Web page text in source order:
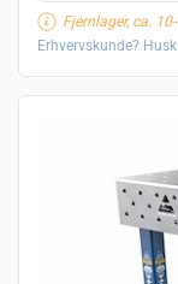
Fjernlager, ca.
Erhvervskunde?